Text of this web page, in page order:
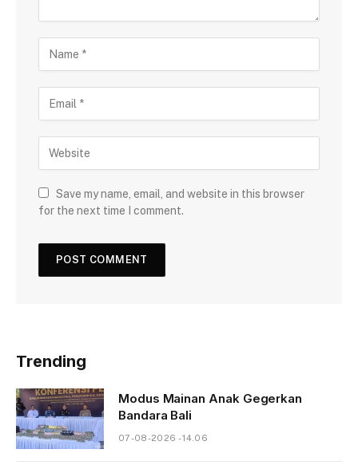
Save my name, email, and website in this browser
for the next time I comment.
Trending
Modus Mainan Anak Gegerkan
Bandara Bali
07-08-2026 - 14.06